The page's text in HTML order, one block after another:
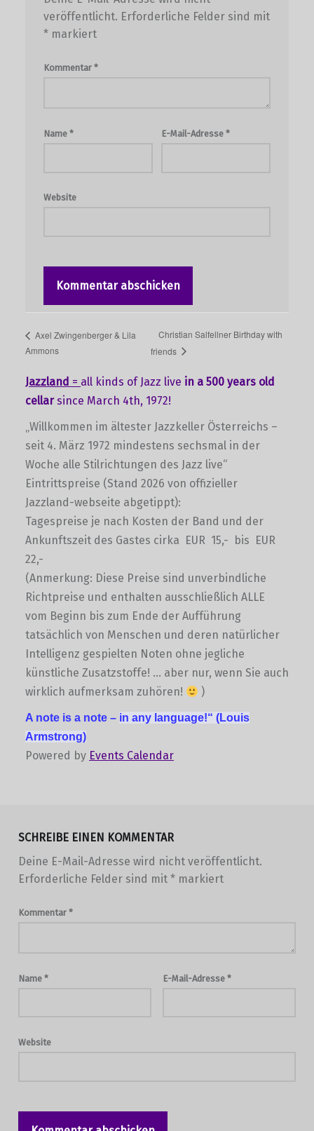
veröffentlicht. Erforderliche Felder sind mit
*markiert
Kommentar *
Name * E-Mail-Adresse*
Website
Axel Zwingenberger & Lila
Ammons
Christian Salfellner Birthday with
friends
Jazzland = all kinds of Jazz live in a 500 years old
cellarsince March 4th, 1972!
„Willkommen im ältester Jazzkeller Österreichs –
seit 4. März 1972 mindestens sechsmal in der
Woche alle Stilrichtungen des Jazz live“
Eintrittspreise (Stand 2026 von offizieller
Jazzland-webseite abgetippt):
Tagespreise je nach Kosten der Band und der
Ankunftszeit des Gastes cirka EUR 15,- bis EUR
22,-
(Anmerkung: Diese Preise sind unverbindliche
Richtpreise und enthalten ausschließlich ALLE
vom Beginn bis zum Ende der Aufführung
tatsächlich von Menschen und deren natürlicher
Intelligenz gespielten Noten ohne jegliche
künstliche Zusatzstoffe! … aber nur, wenn Sie auch
wirklich aufmerksam zuhören!
)
A note is a note – in any language!“ (Louis
Armstrong)
Powered by Events Calendar
SCHREIBE EINEN KOMMENTAR
Deine E-Mail-Adresse wird nicht veröffentlicht.
Erforderliche Felder sind mit *markiert
Kommentar *
Name * E-Mail-Adresse *
Website